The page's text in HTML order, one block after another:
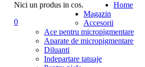
Nici un produs in cos.
0
Home
Magazin
Accesorii
Ace pentru micropigmentare
Aparate de micropigmentare
Diluanti
Indepartare tatuaje